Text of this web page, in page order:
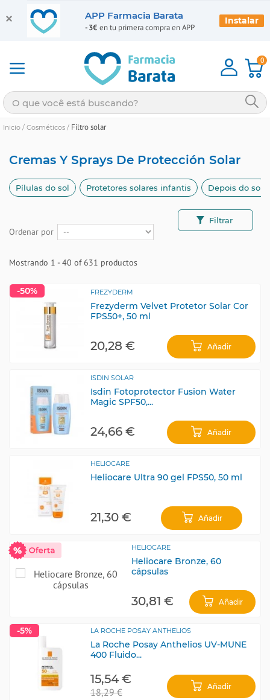
0
Inicio / Cosméticos / Filtro solar
Cremas Y Sprays De Protección Solar
Pílulas do sol Protetores solares infantis Depois do sol
Ordenar por
Filtrar
Mostrando 1 - 40 of 631 productos
-50% FREZYDERM
Frezyderm Velvet Protetor Solar Cor
FPS50+, 50 ml
20,28 € Añadir
ISDIN SOLAR
Isdin Fotoprotector Fusion Water
Magic SPF50,...
24,66 € Añadir
HELIOCARE
Heliocare Ultra 90 gel FPS50, 50 ml
21,30 € Añadir
HELIOCARE
Heliocare Bronze, 60
cápsulas
30,81 € Añadir
-5% LA ROCHE POSAY ANTHELIOS
La Roche Posay Anthelios UV-MUNE
400 Fluido...
15,54 €
18,29 € Añadir
APP Farmacia Barata
-3€ en tu primera compra en APP
Instalar